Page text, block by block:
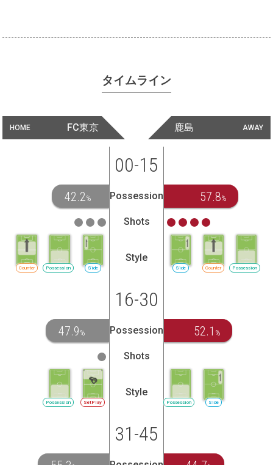
タイムライン
HOME FC東京 AWAY
鹿島
00-15
42.2% Possession 57.8%
Shots
Side
Possession
Counter
Style
Side Counter Possession
16-30
47.9 % Possession 52.1 %
Shots
SetPlay
Possession
Style
Possession Side
31-45